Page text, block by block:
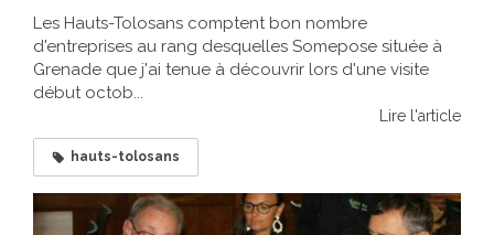
Les Hauts-Tolosans comptent bon nombre
d'entreprises au rang desquelles Somepose située à
Grenade que j'ai tenue à découvrir lors d'une visite
début octob...
Lire l'article
hauts-tolosans